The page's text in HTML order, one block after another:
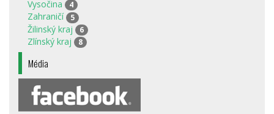
Vysočina 4
Zahraničí 5
Žilinský kraj 6
Zlínský kraj 8
Média